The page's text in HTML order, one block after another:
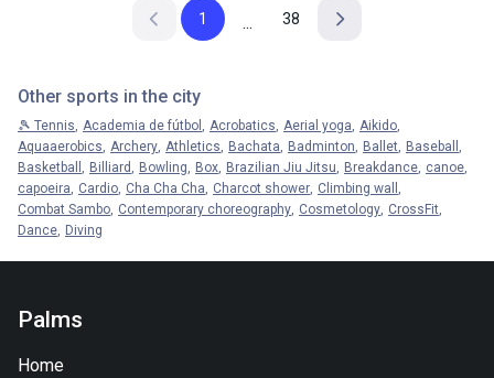
1 ... 38
Other sports in the city
🎾 Tennis Academia de fútbol Acrobatics Aerial yoga Aikido
Aquaaerobics Archery Athletics Bachata Badminton Ballet
Baseball
Basketball
Billiard Bowling Box Brazilian Jiu Jitsu Breakdance canoe
capoeira
Cardio Cha Cha Cha Charcot shower Climbing wall
Combat Sambo Contemporary choreography Cosmetology CrossFit
Dance
Diving
Palms
Home